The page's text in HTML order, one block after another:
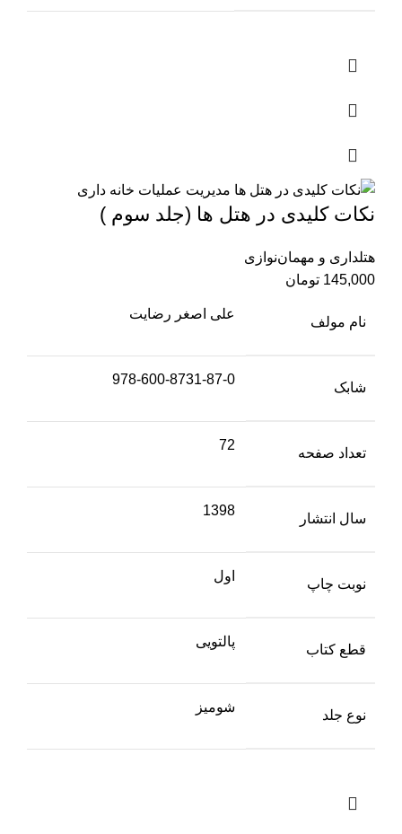
نکات کلیدی در هتل ها (جلد سوم )
هتلداری و مهمان‌نوازی
145,000 تومان
نام مولف
علی اصغر رضایت
شابک
978-600-8731-87-0
تعداد صفحه
72
سال انتشار
1398
نوبت چاپ
اول
قطع کتاب
پالتویی
نوع جلد
شومیز